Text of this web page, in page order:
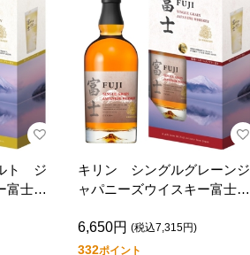
ト ジ
富士
キリン シングルグレーンジ
ャパニーズウイスキー富士
き）
6,650円 (税込7,315円)
332ポイント